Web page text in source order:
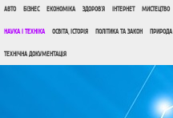
АВТО БІЗНЕС ЕКОНОМІКА ЗДОРОВ'Я ІНТЕРНЕТ МИСТЕЦТВО
НАУКА І ТЕХНІКА ОСВІТА, ІСТОРІЯ ПОЛІТИКА ТА ЗАКОН ПРИРОДА
ТЕХНІЧНА ДОКУМЕНТАЦІЯ